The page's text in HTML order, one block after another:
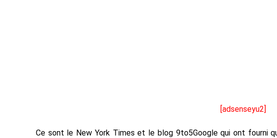
[adsenseyu2]
Ce sont le New York Times et le blog 9to5Google qui ont fourni